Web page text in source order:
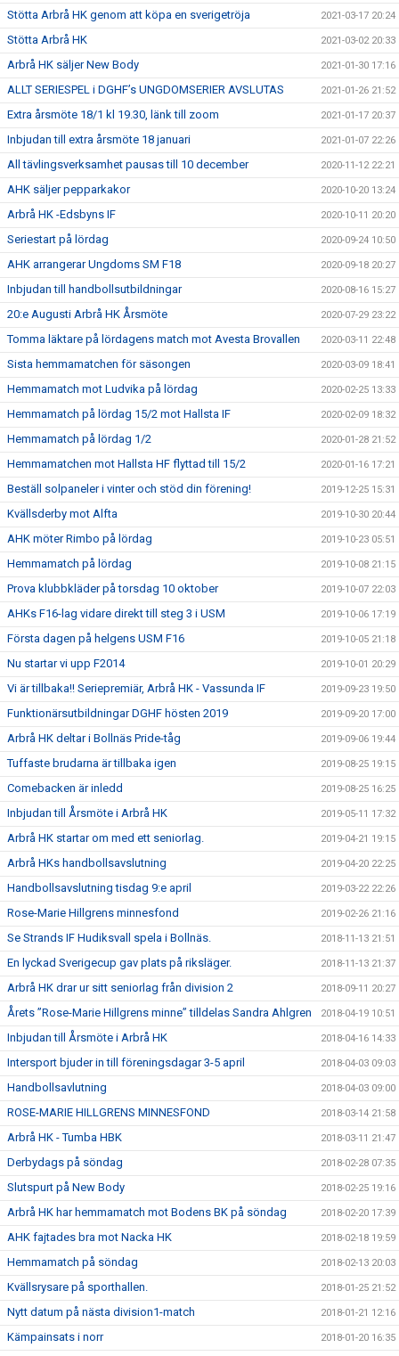
Stötta Arbrå HK genom att köpa en sverigetröja 2021-03-17 20:24
Stötta Arbrå HK 2021-03-02 20:33
Arbrå HK säljer New Body 2021-01-30 17:16
ALLT SERIESPEL i DGHF’s UNGDOMSERIER AVSLUTAS 2021-01-26 21:52
Extra årsmöte 18/1 kl 19.30, länk till zoom 2021-01-17 20:37
Inbjudan till extra årsmöte 18 januari 2021-01-07 22:26
All tävlingsverksamhet pausas till 10 december 2020-11-12 22:21
AHK säljer pepparkakor 2020-10-20 13:24
Arbrå HK -Edsbyns IF 2020-10-11 20:20
Seriestart på lördag 2020-09-24 10:50
AHK arrangerar Ungdoms SM F18 2020-09-18 20:27
Inbjudan till handbollsutbildningar 2020-08-16 15:27
20:e Augusti Arbrå HK Årsmöte 2020-07-29 23:22
Tomma läktare på lördagens match mot Avesta Brovallen 2020-03-11 22:48
Sista hemmamatchen för säsongen 2020-03-09 18:41
Hemmamatch mot Ludvika på lördag 2020-02-25 13:33
Hemmamatch på lördag 15/2 mot Hallsta IF 2020-02-09 18:32
Hemmamatch på lördag 1/2 2020-01-28 21:52
Hemmamatchen mot Hallsta HF flyttad till 15/2 2020-01-16 17:21
Beställ solpaneler i vinter och stöd din förening! 2019-12-25 15:31
Kvällsderby mot Alfta 2019-10-30 20:44
AHK möter Rimbo på lördag 2019-10-23 05:51
Hemmamatch på lördag 2019-10-08 21:15
Prova klubbkläder på torsdag 10 oktober 2019-10-07 22:03
AHKs F16-lag vidare direkt till steg 3 i USM 2019-10-06 17:19
Första dagen på helgens USM F16 2019-10-05 21:18
Nu startar vi upp F2014 2019-10-01 20:29
Vi är tillbaka!! Seriepremiär, Arbrå HK - Vassunda IF 2019-09-23 19:50
Funktionärsutbildningar DGHF hösten 2019 2019-09-20 17:00
Arbrå HK deltar i Bollnäs Pride-tåg 2019-09-06 19:44
Tuffaste brudarna är tillbaka igen 2019-08-25 19:15
Comebacken är inledd 2019-08-25 16:25
Inbjudan till Årsmöte i Arbrå HK 2019-05-11 17:32
Arbrå HK startar om med ett seniorlag. 2019-04-21 19:15
Arbrå HKs handbollsavslutning 2019-04-20 22:25
Handbollsavslutning tisdag 9:e april 2019-03-22 22:26
Rose-Marie Hillgrens minnesfond 2019-02-26 21:16
Se Strands IF Hudiksvall spela i Bollnäs. 2018-11-13 21:51
En lyckad Sverigecup gav plats på riksläger. 2018-11-13 21:37
Arbrå HK drar ur sitt seniorlag från division 2 2018-09-11 20:27
Årets ”Rose-Marie Hillgrens minne” tilldelas Sandra Ahlgren 2018-04-19 10:51
Inbjudan till Årsmöte i Arbrå HK 2018-04-16 14:33
Intersport bjuder in till föreningsdagar 3-5 april 2018-04-03 09:03
Handbollsavlutning 2018-04-03 09:00
ROSE-MARIE HILLGRENS MINNESFOND 2018-03-14 21:58
Arbrå HK - Tumba HBK 2018-03-11 21:47
Derbydags på söndag 2018-02-28 07:35
Slutspurt på New Body 2018-02-25 19:16
Arbrå HK har hemmamatch mot Bodens BK på söndag 2018-02-20 17:39
AHK fajtades bra mot Nacka HK 2018-02-18 19:59
Hemmamatch på söndag 2018-02-13 20:03
Kvällsrysare på sporthallen. 2018-01-25 21:52
Nytt datum på nästa division1-match 2018-01-21 12:16
Kämpainsats i norr 2018-01-20 16:35